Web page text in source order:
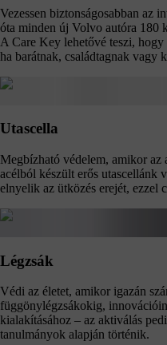
Vezessen biztonságosabban az
óta minden új Volvo autóra 180
A Care Key lehetővé teszi, hogy
ha barátnak, családtagnak vagy
Utascella
Megbízható védelem, amikor az
acélból készült erős utascellánk
elnyelik az ütközés erejét, ezzel
Légzsák
Védi az életet, amikor igazán
függönylégzsákokig,
kialakításához – az aktiválás
tanulmányok alapján történik.